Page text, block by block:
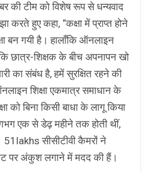
की टीम को विशेष रूप से धन्यवाद
करते हुए कहा, “कक्षा में प्राप्त होने
बन गयी है। हालाँकि ऑनलाइन
कि छात्र-शिक्षक के बीच अपनापन खो
का संबंध है, हमें सुरक्षित रहने की
शिक्षा एकमात्र समाधान के
को बिना किसी बाधा के लागू किया
एक से डेढ़ महीने तक होती थीं,
51lakhs सीसीटीवी कैमरों ने
पर अंकुश लगाने में मदद की हैं।